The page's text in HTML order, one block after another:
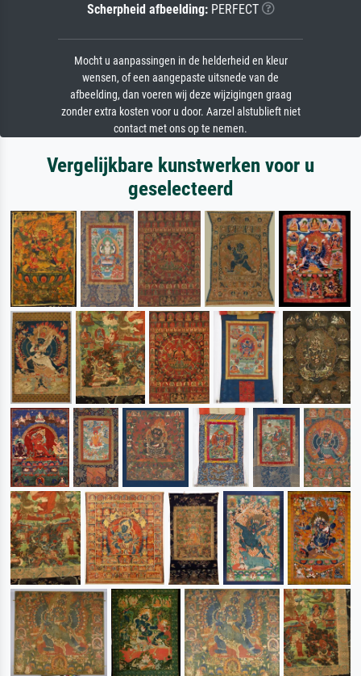
Scherpheid afbeelding:PERFECT
Mocht u aanpassingen in de helderheid en kleur
wensen, of een aangepaste uitsnede van de
afbeelding, dan voeren wij deze wijzigingen graag
zonder extra kosten voor u door. Aarzel alstublieft niet
contact met ons op te nemen.
Vergelijkbare kunstwerken voor u
geselecteerd